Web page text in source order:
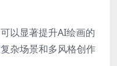
以显著提升AI绘画的
杂场景和多风格创作